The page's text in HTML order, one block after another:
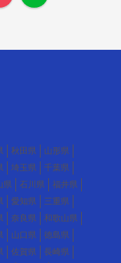
秋田県
山形県
埼玉県
千葉県
県 石川県
福井県
愛知県
三重県
奈良県
和歌山県
山口県
徳島県
佐賀県 長崎県